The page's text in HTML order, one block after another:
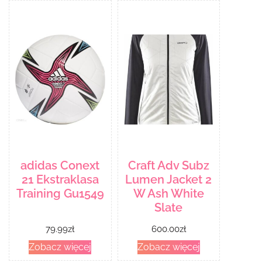
adidas Conext
21 Ekstraklasa
Training Gu1549
79.99zł
Zobacz więcej
Craft Adv Subz
Lumen Jacket 2
W Ash White
Slate
600.00zł
Zobacz więcej